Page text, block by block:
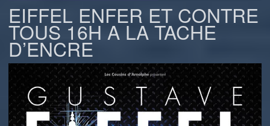
EIFFEL ENFER ET CONTRE
TOUS 16H A LA TACHE
D’ENCRE